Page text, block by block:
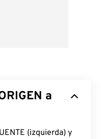
a
(izquierda) y